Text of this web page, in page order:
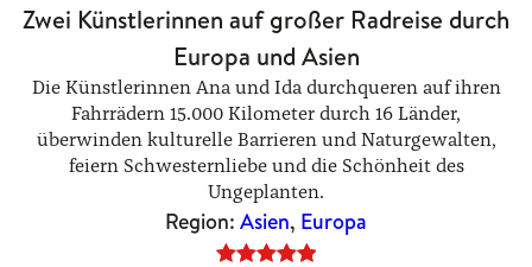
Zwei Künstlerinnen auf großer Radreise durch
Europa und Asien
Die Künstlerinnen Ana und Ida durchqueren auf ihren
Fahrrädern 15.000 Kilometer durch 16 Länder,
überwinden kulturelle Barrieren und Naturgewalten,
feiern Schwesternliebe und die Schönheit des
Ungeplanten.
Region: Asien, Europa